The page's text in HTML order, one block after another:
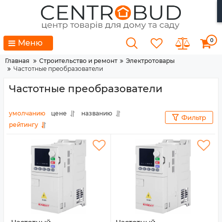
Меню 0
Главная Строительство и ремонт
Электротовары
Частотные преобразователи
Частотные преобразователи
умолчанию цене
названию
рейтингу
Фильтр